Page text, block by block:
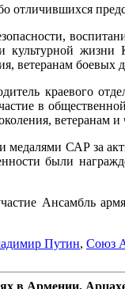
отличившихся
жизни
ветеранам боевых
краевого
в
ветеранам и
медалями САР за
были
Ансамбль
Путин, Союз